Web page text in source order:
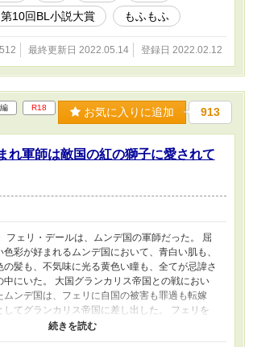
第10回BL小説大賞 もふもふ
最終更新日 2022.05.14 登録日 2022.02.12
R18 お気に入りに追加 913
れ軍師は敵国の紅の獅子に愛されて
フェリ・デールは、ムンデ国の軍師だった。 屈
彩が好まれるムンデ国において、青白い肌も、
の髪も、不気味に光る黄色い瞳も、全てが忌諱さ
中にいた。 大国グランカリス帝国との戦におい
ムンデ国は、フェリに自国の被害も罪過も転嫁
してグランカリス帝国に差し出した。 フェリを
は、帝国の覇王と謳われる紅の獅子ジグムント・
リス。 自国で虐げられてきたフェリの行いを、